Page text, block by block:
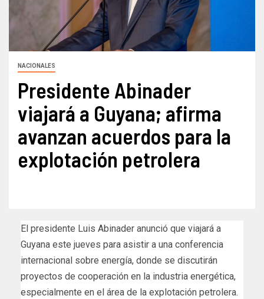
NACIONALES
Presidente Abinader
viajará a Guyana; afirma
avanzan acuerdos para la
explotación petrolera
El presidente Luis Abinader anunció que viajará a
Guyana este jueves para asistir a una conferencia
internacional sobre energía, donde se discutirán
proyectos de cooperación en la industria energética,
especialmente en el área de la explotación petrolera.